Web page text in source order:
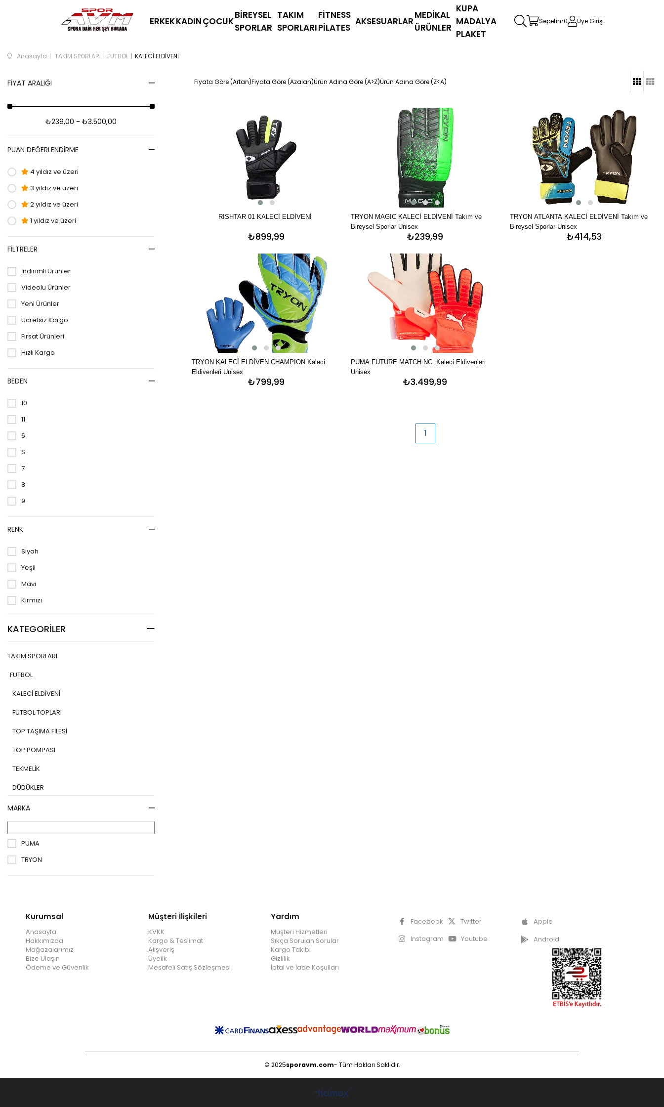
ERKEKKADINÇOCUK
BİREYSEL
SPORLAR
TAKIM
SPORLARI
FİTNESS
PİLATES
AKSESUARLAR
MEDİKAL
ÜRÜNLER
KUPA
MADALYA
PLAKET
Sepetim0 Üye Girişi
Anasayfa TAKIM SPORLARI FUTBOL KALECİ ELDİVENİ
FIYAT ARALIĞI
₺239,00 - ₺3.500,00
PUAN DEĞERLENDIRME
4 yıldız ve üzeri
3 yıldız ve üzeri
2 yıldız ve üzeri
1 yıldız ve üzeri
FILTRELER
İndirimli Ürünler
Videolu Ürünler
Yeni Ürünler
Ücretsiz Kargo
Fırsat Ürünleri
Hızlı Kargo
BEDEN
10
11
6
S
7
8
9
RENK
Siyah
Yeşil
Mavi
Kırmızı
KATEGORILER
TAKIM SPORLARI
FUTBOL
KALECİ ELDİVENİ
FUTBOL TOPLARI
TOP TAŞIMA FİLESİ
TOP POMPASI
TEKMELİK
DÜDÜKLER
KAPTAN KOLLUĞU
FUTBOL TOZLUKLARI
ANTREMAN EKİPMANLARI
KRAMPON HALI SAHA
KALECİ ŞORTU
KALECİ PANTOLONU
MARKA
PUMA
TRYON
Fiyata Göre (Artan)Fiyata Göre (Azalan)Ürün Adına Göre (A>Z)Ürün Adına Göre (Z<A)
RISHTAR 01 KALECİ ELDİVENİ
₺899,99
TRYON MAGIC KALECİ ELDİVENİ Takım ve
Bireysel Sporlar Unisex
₺239,99
TRYON ATLANTA KALECİ ELDİVENİ Takım ve
Bireysel Sporlar Unisex
₺414,53
TRYON KALECİ ELDİVEN CHAMPION Kaleci
Eldivenleri Unisex
₺799,99
PUMA FUTURE MATCH NC. Kaleci Eldivenleri
Unisex
₺3.499,99
1
Kurumsal
Anasayfa
Hakkımızda
Mağazalarımız
Bize Ulaşın
Ödeme ve Güvenlik
Müşteri İlişkileri
KVKK
Kargo & Teslimat
Alışveriş
Üyelik
Mesafeli Satış Sözleşmesi
Yardım
Müşteri Hizmetleri
Sıkça Sorulan Sorular
Kargo Takibi
Gizlilik
İptal ve İade Koşulları
Facebook
Twitter
Instagram
Youtube
Apple
Android
© 2025sporavm.com- Tüm Hakları Saklıdır.